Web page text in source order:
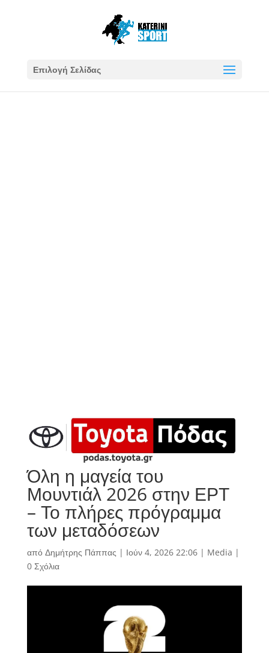
Επιλογή Σελίδας
Όλη η μαγεία του
Μουντιάλ 2026 στην ΕΡΤ
– Το πλήρες πρόγραμμα
των μεταδόσεων
από Δημήτρης Πάππας | Ιούν 4, 2026 22:06| Media |
0 Σχόλια